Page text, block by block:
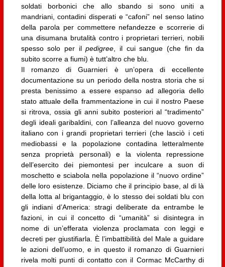
soldati borbonici che allo sbando si sono uniti a
mandriani, contadini disperati e “cafoni” nel senso latino
della parola per commettere nefandezze e scorrerie di
una disumana brutalità contro i proprietari terrieri, nobili
spesso solo per ilpedigree , il cui sangue (che fin da
subito scorre a fiumi) è tutt’altro che blu.
Il romanzo di Guarnieri è un’opera di eccellente
documentazione su un periodo della nostra storia che si
presta benissimo a essere espanso ad allegoria dello
stato attuale della frammentazione in cui il nostro Paese
si ritrova, ossia gli anni subito posteriori al “tradimento”
degli ideali garibaldini, con l’alleanza del nuovo governo
italiano con i grandi proprietari terrieri (che lasciò i ceti
mediobassi e la popolazione contadina letteralmente
senza proprietà personali) e la violenta repressione
dell’esercito dei piemontesi per inculcare a suon di
moschetto e sciabola nella popolazione il “nuovo ordine”
delle loro esistenze. Diciamo che il principio base, al di là
della lotta al brigantaggio, è lo stesso dei soldati blu con
gli indiani d’America: stragi deliberate da entrambe le
fazioni, in cui il concetto di “umanità” si disintegra in
nome di un’efferata violenza proclamata con leggi e
decreti per giustifiarla. È l’imbattibilità del Male a guidare
le azioni dell’uomo, e in questo il romanzo di Guarnieri
rivela molti punti di contatto con il Cormac McCarthy di